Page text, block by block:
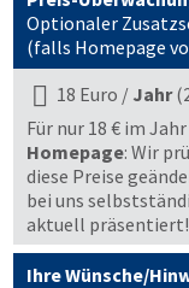
Optionaler
(falls Homepage
18 Euro / Jahr
Für nur 18 € im Jahr
Homepage: Wir
diese Preise
bei uns
aktuell präsentiert!
Ihre Wünsche/